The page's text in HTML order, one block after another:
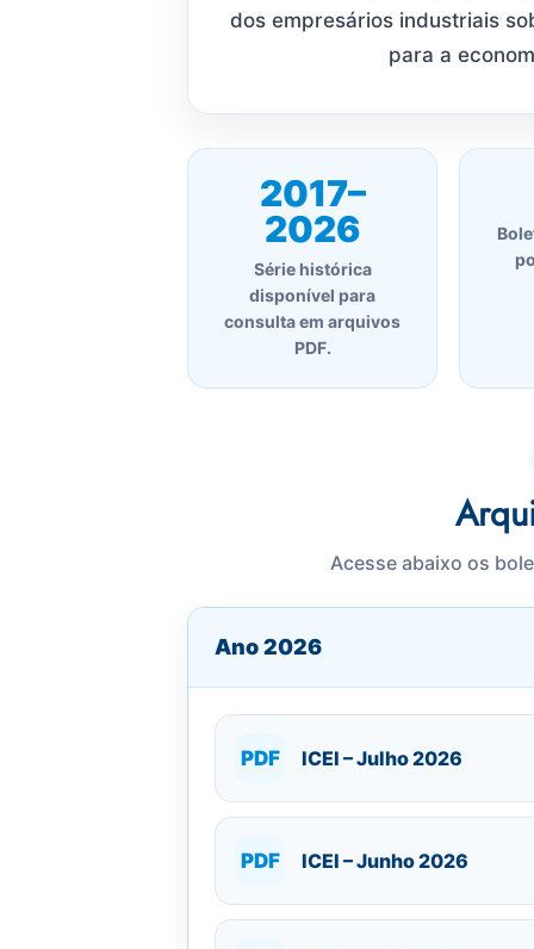
dos empresários industriais
para a
2017–
2026
Série histórica
disponível para
consulta em arquivos
PDF.
Acesse abaixo os
Ano 2026
PDF ICEI – Julho 2026
PDF ICEI – Junho 2026